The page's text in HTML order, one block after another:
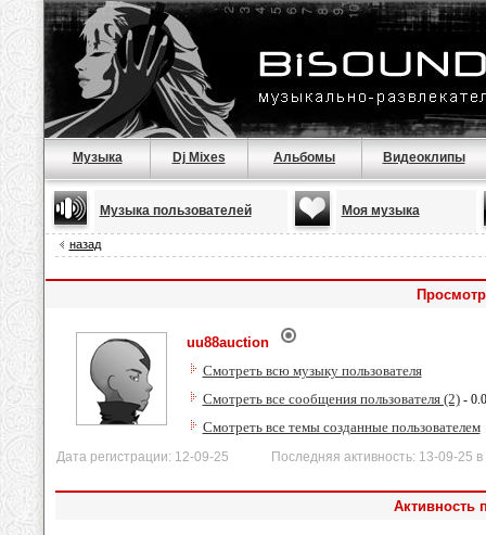
Музыка Dj Mixes Альбомы Видеоклипы
Музыка пользователей Моя музыка
назад
uu88auction
Смотреть всю музыку пользователя
Смотреть все сообщения пользователя (2)-
Смотреть все темы созданные пользователем
Дата регистрации: 12-09-25 Последняя активность: 13-09-25 в
Активность